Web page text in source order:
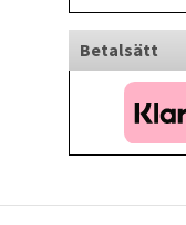
Betalsätt